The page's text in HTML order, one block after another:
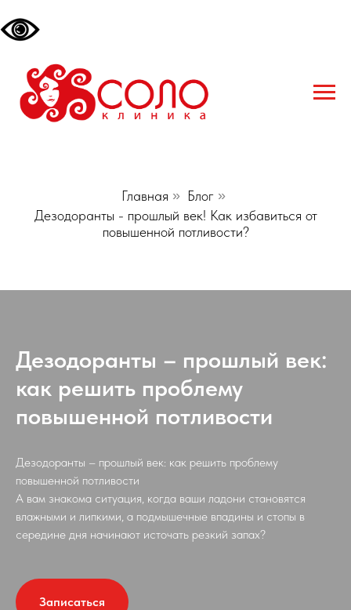
Главная » Блог »
Дезодоранты - прошлый век! Как избавиться от
повышенной потливости?
Дезодоранты – прошлый век:
как решить проблему
повышенной потливости
Дезодоранты – прошлый век: как решить проблему
повышенной потливости
А вам знакома ситуация, когда ваши ладони становятся
влажными и липкими, а подмышечные впадины и стопы в
середине дня начинают источать резкий запах?
Записаться